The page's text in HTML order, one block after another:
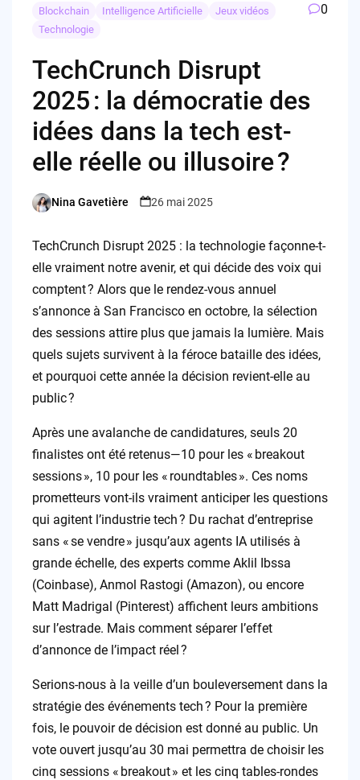
Blockchain Intelligence Artificielle
Jeux vidéos
Technologie
0
TechCrunch Disrupt
2025 : la démocratie des
idées dans la tech est-
elle réelle ou illusoire ?
Posted
Nina Gavetière 26 mai 2025
TechCrunch Disrupt 2025 : la technologie façonne-t-
elle vraiment notre avenir, et qui décide des voix qui
comptent ? Alors que le rendez-vous annuel
s’annonce à San Francisco en octobre, la sélection
des sessions attire plus que jamais la lumière. Mais
quels sujets survivent à la féroce bataille des idées,
et pourquoi cette année la décision revient-elle au
public ?
Après une avalanche de candidatures, seuls 20
finalistes ont été retenus—10 pour les « breakout
sessions », 10 pour les « roundtables ». Ces noms
prometteurs vont-ils vraiment anticiper les questions
qui agitent l’industrie tech ? Du rachat d’entreprise
sans « se vendre » jusqu’aux agents IA utilisés à
grande échelle, des experts comme Aklil Ibssa
(Coinbase), Anmol Rastogi (Amazon), ou encore
Matt Madrigal (Pinterest) affichent leurs ambitions
sur l’estrade. Mais comment séparer l’effet
d’annonce de l’impact réel ?
Serions-nous à la veille d’un bouleversement dans la
stratégie des événements tech ? Pour la première
fois, le pouvoir de décision est donné au public. Un
vote ouvert jusqu’au 30 mai permettra de choisir les
cinq sessions « breakout » et les cinq tables-rondes